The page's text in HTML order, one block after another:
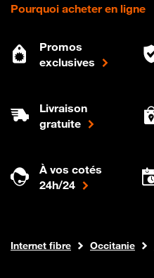
Pourquoi acheter en ligne
Promos
exclusives
Livraison
gratuite
À vos cotés
24h/24
Boutique Orange
Internet fibre Occitanie